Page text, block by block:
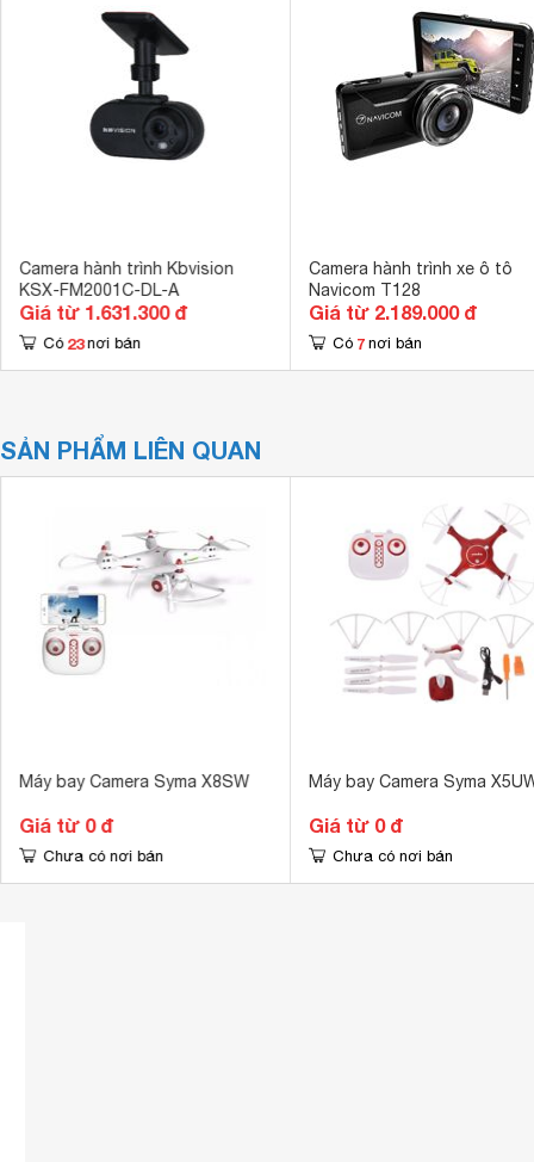
Camera hành trình Kbvision
KSX-FM2001C-DL-A
Giá từ 1.631.300 đ
Có 23 nơi bán
Camera hành trình xe ô tô
Navicom T128
Giá từ 2.189.000 đ
Có 7 nơi bán
SẢN PHẨM LIÊN QUAN
Máy bay Camera Syma X8SW
Giá từ 0 đ
Chưa có nơi bán
Máy bay Camera Syma
Giá từ 0 đ
Chưa có nơi bán